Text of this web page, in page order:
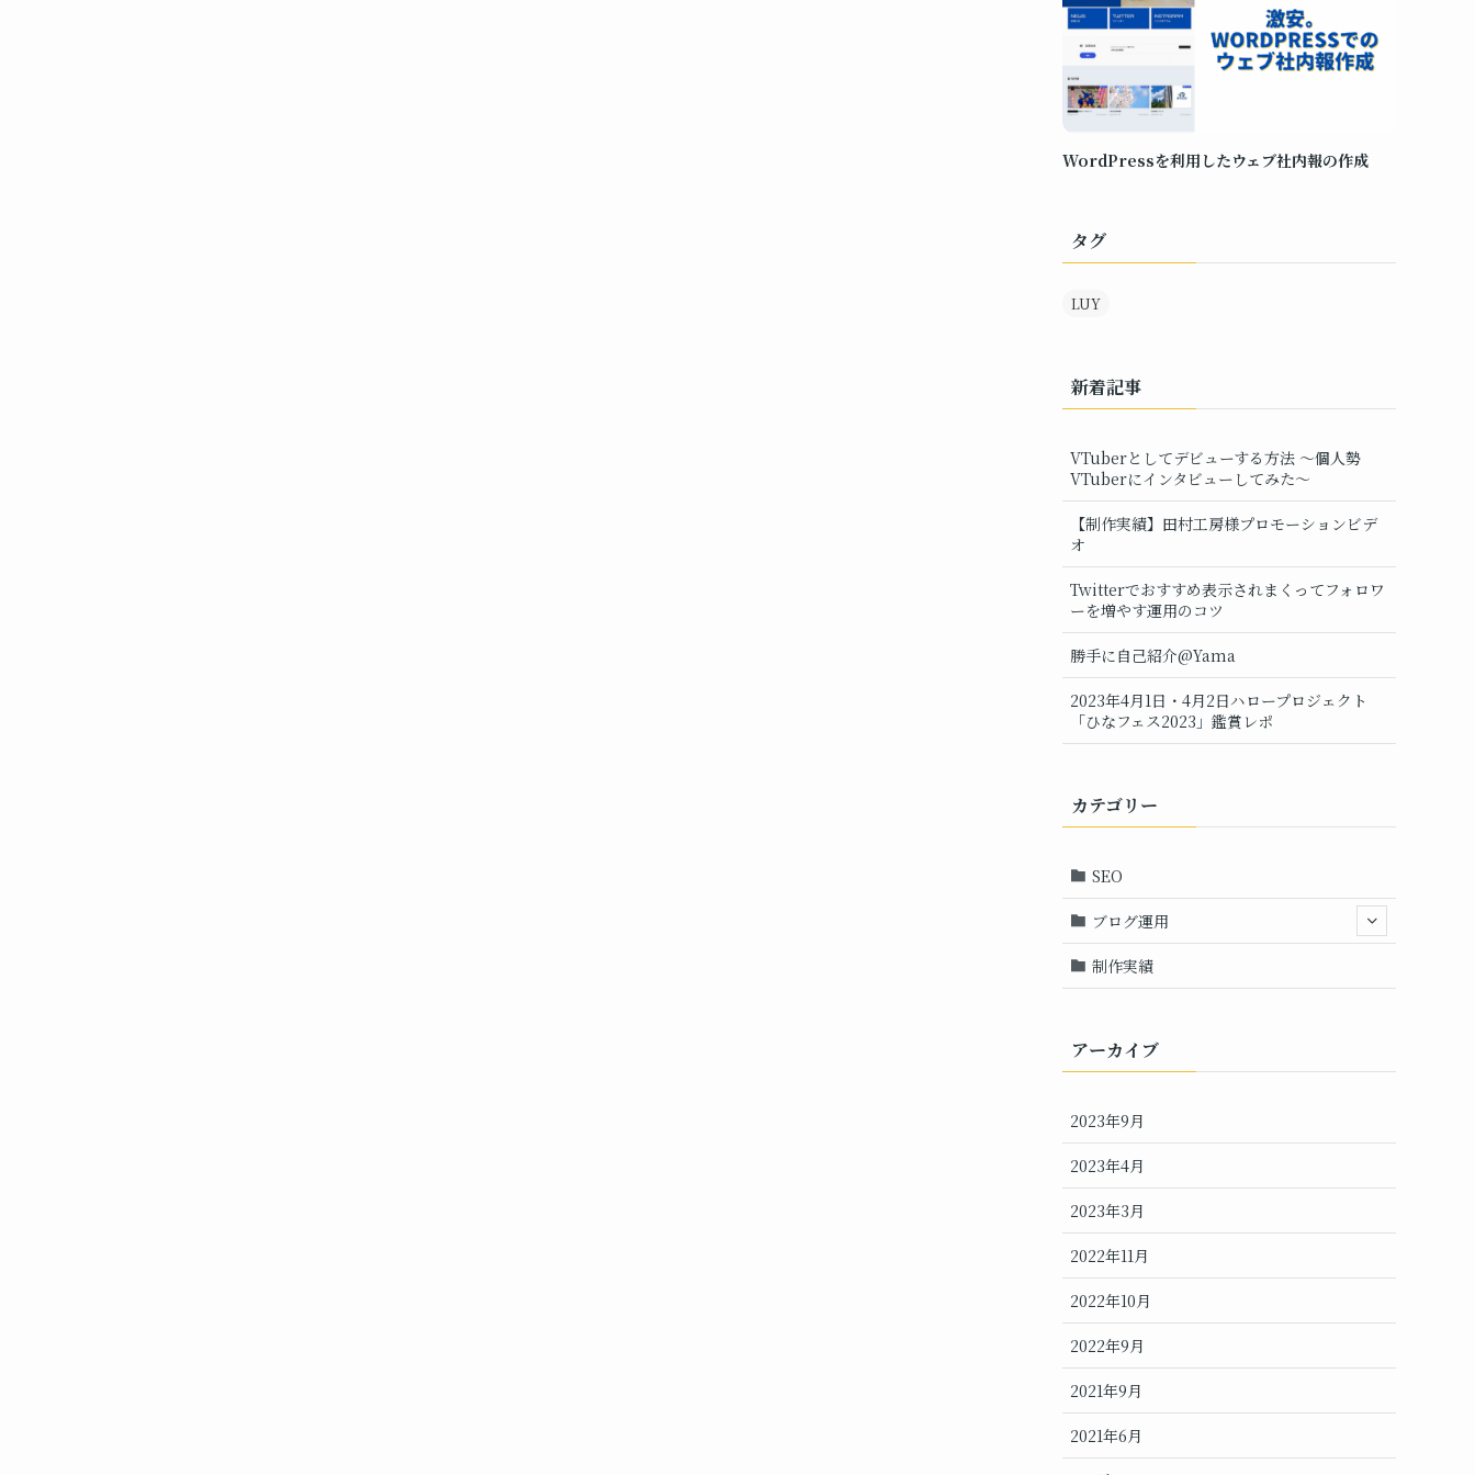
WordPressを利用したウェブ社内報の作成
タグ
LUY
新着記事
VTuberとしてデビューする方法 ～個人勢
VTuberにインタビューしてみた～
【制作実績】田村工房様プロモーションビデ
オ
Twitterでおすすめ表示されまくってフォロワ
ーを増やす運用のコツ
勝手に自己紹介@Yama
2023年4月1日・4月2日ハロープロジェクト
「ひなフェス2023」鑑賞レポ
カテゴリー
SEO
ブログ運用
制作実績
アーカイブ
2023年9月
2023年4月
2023年3月
2022年11月
2022年10月
2022年9月
2021年9月
2021年6月